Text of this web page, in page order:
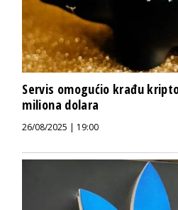
Servis omogućio krađu
miliona dolara
26/08/2025 | 19:00